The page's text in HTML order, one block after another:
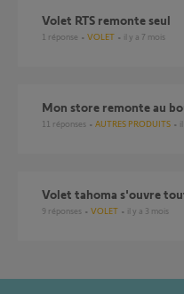
Volet RTS remonte seul
1 réponse VOLET il y a 7 mois
Mon store remonte au
11 réponses AUTRES PRODUITS
volet tahoma s'ouvre
9 réponses VOLET il y a 3 mois